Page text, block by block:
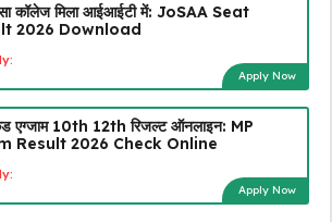
कॉलेज मिला आईआईटी में: JoSAA Seat
2026 Download
Apply Now
एग्जाम 10th 12th रिजल्ट ऑनलाइन: MP
Result 2026 Check Online
Apply Now